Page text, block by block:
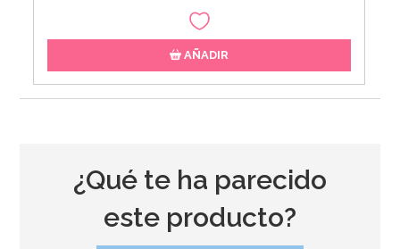
AÑADIR
¿Qué te ha parecido
este producto?